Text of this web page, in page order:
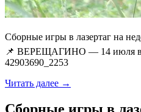
Сборные игры в лазертаг на
📌 ВЕРЕЩАГИНО — 14 июля в
42903690_2253
Читать далее →
Сборные игры в